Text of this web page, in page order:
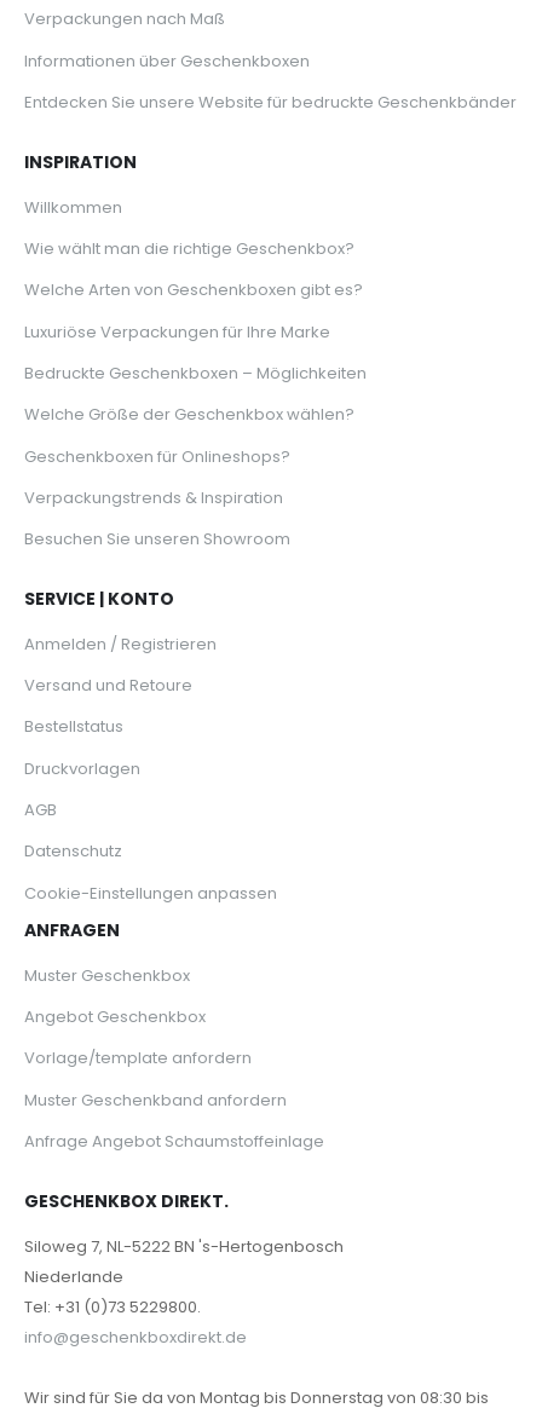
Verpackungen nach Maß
Informationen über Geschenkboxen
Entdecken Sie unsere Website für bedruckte Geschenkbänder
INSPIRATION
Willkommen
Wie wählt man die richtige Geschenkbox?
Welche Arten von Geschenkboxen gibt es?
Luxuriöse Verpackungen für Ihre Marke
Bedruckte Geschenkboxen – Möglichkeiten
Welche Größe der Geschenkbox wählen?
Geschenkboxen für Onlineshops?
Verpackungstrends & Inspiration
Besuchen Sie unseren Showroom
SERVICE | KONTO
Anmelden / Registrieren
Versand und Retoure
Bestellstatus
Druckvorlagen
AGB
Datenschutz
Cookie-Einstellungen anpassen
ANFRAGEN
Muster Geschenkbox
Angebot Geschenkbox
Vorlage/template anfordern
Muster Geschenkband anfordern
Anfrage Angebot Schaumstoffeinlage
GESCHENKBOX DIREKT.
Siloweg 7, NL-5222 BN 's-Hertogenbosch
Niederlande
Tel: +31 (0)73 5229800.
info@geschenkboxdirekt.de
Wir sind für Sie da von Montag bis Donnerstag von 08:30 bis